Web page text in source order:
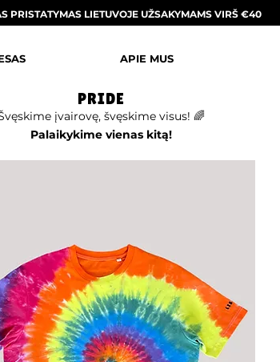
PRISTATYMAS LIETUVOJE UŽSAKYMAMS VIRŠ €40
APIE MUS
PRIDE
įvairovę, švęskime visus! 🌈
Palaikykime vienas kitą!